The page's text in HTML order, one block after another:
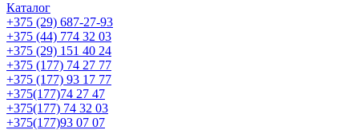
Каталог
+375 (29) 687-27-93
+375 (44) 774 32 03
+375 (29) 151 40 24
+375 (177) 74 27 77
+375 (177) 93 17 77
+375(177)74 27 47
+375(177) 74 32 03
+375(177)93 07 07